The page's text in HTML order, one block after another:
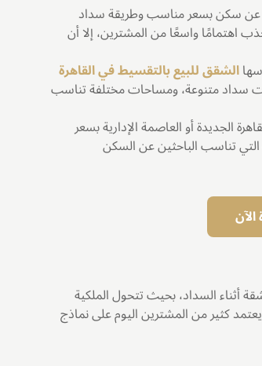
عن سكن بسعر مناسب وطريقة سداد
اهتمامًا واسعًا من المشترين، إلا أن
الشقق للبيع بالتقسيط في القاهرة
سداد متنوعة، ومساحات مختلفة تناسب
الجديدة أو العاصمة الإدارية بسعر
تناسب الباحثين عن السكن
أثناء السداد، بحيث تتحول الملكية
كثير من المشترين اليوم على نماذج